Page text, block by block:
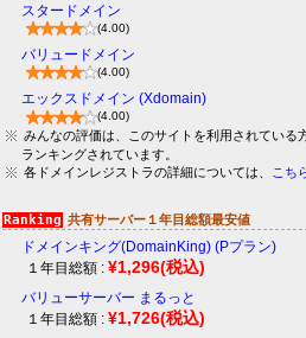
スタードメイン
(4.00)
バリュードメイン
(4.00)
エックスドメイン (Xdomain)
(4.00)
みんなの評価は、このサイトを利用されている
ランキングされています。
各ドメインレジストラの詳細については、
こち
共有サーバー１年目総額最安値
ドメインキング(DomainKing) (Pプラン)
１年目総額 : ¥1,296(税込)
バリューサーバー まるっと
１年目総額 : ¥1,726(税込)